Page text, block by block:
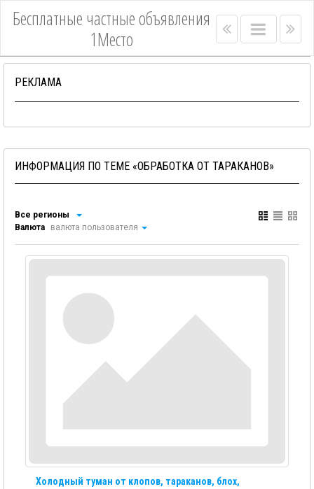
Бесплатные частные объявления
1Место
Left
bar
Main
menu
Right
menu
bar
РЕКЛАМА
ИНФОРМАЦИЯ ПО ТЕМЕ «ОБРАБОТКА ОТ ТАРАКАНОВ»
Все регионы
Валюта
валюта пользователя
Холодный туман от клопов, тараканов, блох,